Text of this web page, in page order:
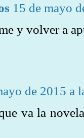
15 de mayo
y volver a
de 2015 a
va la